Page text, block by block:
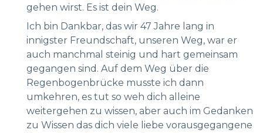
gehen wirst. Es ist dein Weg.
Ich bin Dankbar, das wir 47 Jahre lang in
innigster Freundschaft, unseren Weg, war er
auch manchmal steinig und hart gemeinsam
gegangen sind. Auf dem Weg über die
Regenbogenbrücke musste ich dann
umkehren, es tut so weh dich alleine
weitergehen zu wissen, aber auch im Gedanken
zu Wissen das dich viele liebe vorausgegangene